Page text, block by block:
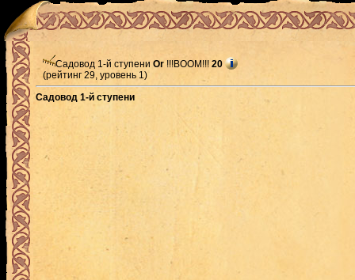
Садовод 1-й ступени Or !!!BOOM!!! 20
(рейтинг 29, уровень 1)
Садовод 1-й ступени